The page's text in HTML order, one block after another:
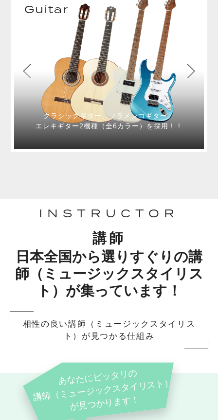
Guitar
クラシックギター、フラメンコギター、
エレキギター2機種（全6カラー）を採用！！
INSTRUCTOR
講師
日本全国から選りすぐりの講
師（ミュージックスタイリス
ト）が集っています！
相性の良い講師（ミュージックスタイリス
ト）が見つかる仕組み